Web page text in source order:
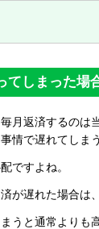
てしまった場
月返済するのは
情で遅れてしま
ですよね。
が遅れた場合は、
うと通常よりも